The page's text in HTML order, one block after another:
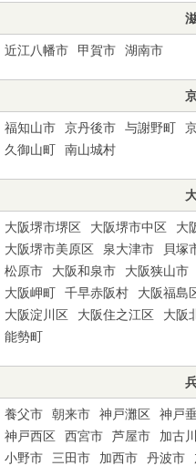
近江八幡市 甲賀市 湖南市
福知山市 京丹後市 与謝野町
久御山町
南山城村
大阪堺市堺区 大阪堺市中区 大
大阪堺市美原区
泉大津市 貝塚
松原市
大阪和泉市 大阪狭山市
大阪岬町
千早赤阪村 大阪福島
大阪淀川区
大阪住之江区 大阪
能勢町
養父市 朝来市 神戸灘区 神戸
神戸西区
西宮市 芦屋市 加古
小野市
三田市 加西市 丹波市